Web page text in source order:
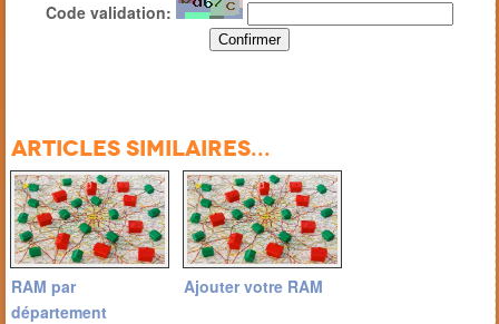
Code validation:
Articles similaires...
RAM par
département
Ajouter votre RAM